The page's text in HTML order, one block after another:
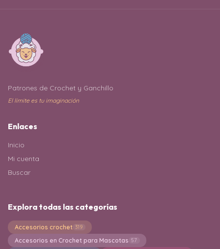
Patrones de Crochet y Ganchillo
El límite es tu imaginación
Enlaces
Inicio
Mi cuenta
Buscar
Explora todas las categorías
Accesorios crochet 319
Accesorios en Crochet para Mascotas 57